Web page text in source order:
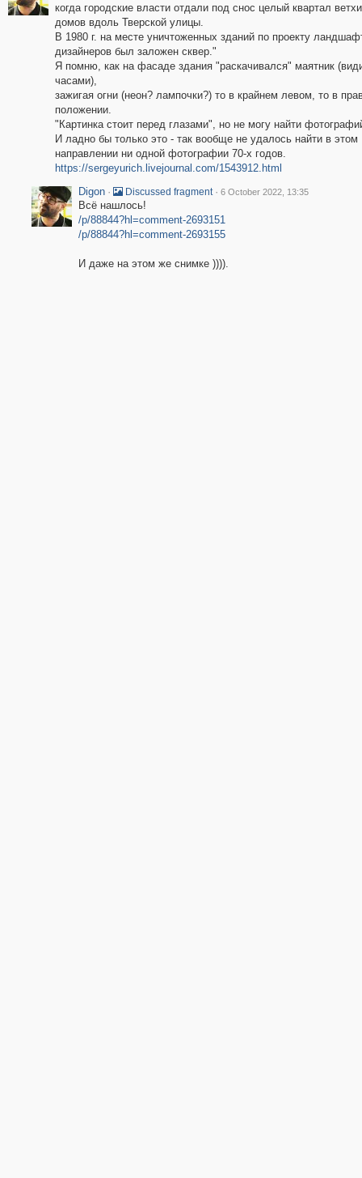
когда городские власти отдали под снос целый квартал
домов вдоль Тверской улицы.
В 1980 г. на месте уничтоженных зданий по проекту
дизайнеров был заложен сквер."
Я помню, как на фасаде здания "раскачивался" маятник
часами),
зажигая огни (неон? лампочки?) то в крайнем левом, то в
положении.
"Картинка стоит перед глазами", но не могу найти
И ладно бы только это - так вообще не удалось найти в этом
направлении ни одной фотографии 70-х годов.
https://sergeyurich.livejournal.com/1543912.html
Digon · Discussed fragment · 6 October 2022, 13:35
Всё нашлось!
/p/88844?hl=comment-2693151
/p/88844?hl=comment-2693155
И даже на этом же снимке )))).